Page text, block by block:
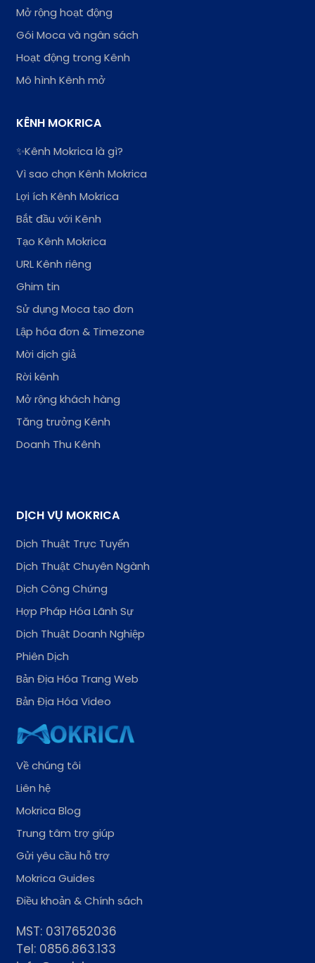
Mở rộng hoạt động
Gói Moca và ngân sách
Hoạt động trong Kênh
Mô hình Kênh mở
KÊNH MOKRICA
✨Kênh Mokrica là gì?
Vì sao chọn Kênh Mokrica
Lợi ích Kênh Mokrica
Bắt đầu với Kênh
Tạo Kênh Mokrica
URL Kênh riêng
Ghim tin
Sử dụng Moca tạo đơn
Lập hóa đơn & Timezone
Mời dịch giả
Rời kênh
Mở rộng khách hàng
Tăng trưởng Kênh
Doanh Thu Kênh
DỊCH VỤ MOKRICA
Dịch Thuật Trực Tuyến
Dịch Thuật Chuyên Ngành
Dịch Công Chứng
Hợp Pháp Hóa Lãnh Sự
Dịch Thuật Doanh Nghiệp
Phiên Dịch
Bản Địa Hóa Trang Web
Bản Địa Hóa Video
Về chúng tôi
Liên hệ
Mokrica Blog
Trung tâm trợ giúp
Gửi yêu cầu hỗ trợ
Mokrica Guides
Điều khoản & Chính sách
MST: 0317652036
Tel: 0856.863.133